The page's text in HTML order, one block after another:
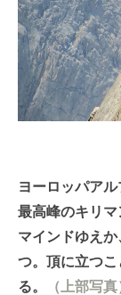
本サイトのご利用にあた
お問い合わせ
運営会社
ヨーロッパア
最高峰のキリ
マインドゆえ
つ。頂に立つ
る。
（上部写